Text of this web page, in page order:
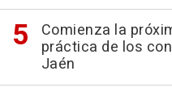
Comienza la
práctica de los
Jaén